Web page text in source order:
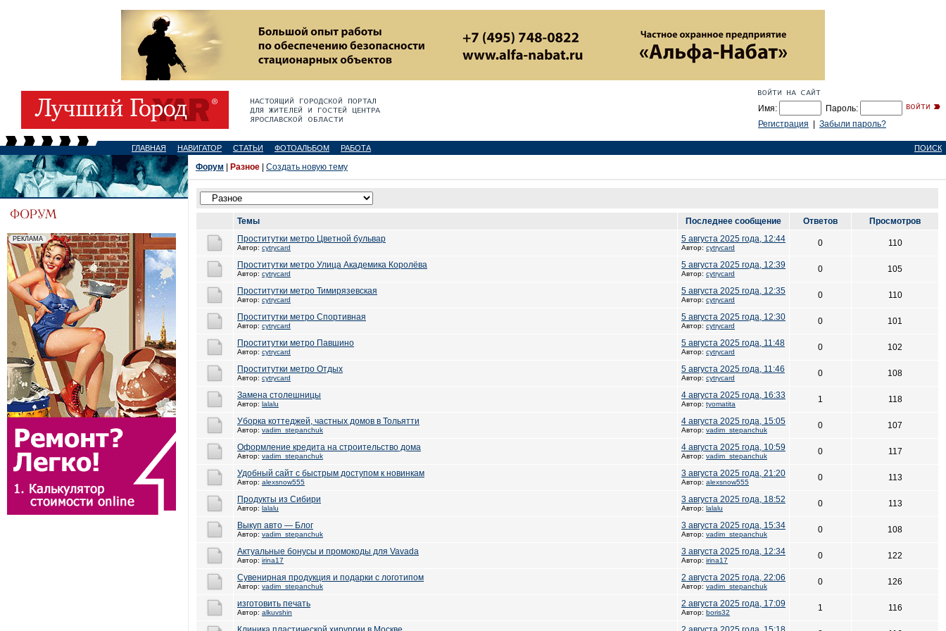
Имя:
Пароль:
Регистрация
Забыли пароль?
ГЛАВНАЯ НАВИГАТОР СТАТЬИ ФОТОАЛЬБОМ РАБОТА ПОИСК
Форум Разное Создать новую тему
Темы Последнее сообщение Ответов
Просмотров
Проститутки метро Цветной бульвар
Автор: cytrycard
5 августа 2025 года, 12:44
Автор: cytrycard 0 110
Проститутки метро Улица Академика Королёва
Автор: cytrycard
5 августа 2025 года, 12:39
Автор: cytrycard 0 105
Проститутки метро Тимирязевская
Автор: cytrycard
5 августа 2025 года, 12:35
Автор: cytrycard 0 110
Проститутки метро Спортивная
Автор: cytrycard
5 августа 2025 года, 12:30
Автор: cytrycard 0 101
Проститутки метро Павшино
Автор: cytrycard
5 августа 2025 года, 11:48
Автор: cytrycard 0 102
Проститутки метро Отдых
Автор: cytrycard
5 августа 2025 года, 11:46
Автор: cytrycard 0 108
Замена столешницы
Автор: lalalu
4 августа 2025 года, 16:33
Автор: tyomatita 1 118
Уборка коттеджей, частных домов в Тольятти
Автор: vadim_stepanchuk
4 августа 2025 года, 15:05
Автор: vadim_stepanchuk 0 107
Оформление кредита на строительство дома
Автор: vadim_stepanchuk
4 августа 2025 года, 10:59
Автор: vadim_stepanchuk 0 117
Удобный сайт с быстрым доступом к новинкам
Автор: alexsnow555
3 августа 2025 года, 21:20
Автор: alexsnow555 0 113
Продукты из Сибири
Автор: lalalu
3 августа 2025 года, 18:52
Автор: lalalu 0 113
Выкуп авто — Блог
Автор: vadim_stepanchuk
3 августа 2025 года, 15:34
Автор: vadim_stepanchuk 0 108
Актуальные бонусы и промокоды для Vavada
Автор: irina17
3 августа 2025 года, 12:34
Автор: irina17 0 122
Сувенирная продукция и подарки с логотипом
Автор: vadim_stepanchuk
2 августа 2025 года, 22:06
Автор: vadim_stepanchuk 0 126
изготовить печать
Автор: alkuvshin
2 августа 2025 года, 17:09
Автор: boris32 1 116